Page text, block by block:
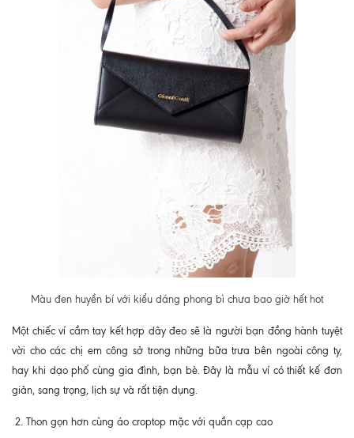
Màu đen huyền bí với kiểu dáng phong bì chưa bao giờ hết hot
Một chiếc ví cầm tay kết hợp dây đeo sẽ là người bạn đồng hành tuyệt
vời cho các chị em công sở trong những bữa trưa bên ngoài công ty,
hay khi dạo phố cùng gia đình, bạn bè. Đây là mẫu ví có thiết kế đơn
giản, sang trọng, lịch sự và rất tiện dụng.
2. Thon gọn hơn cùng áo croptop mặc với quần cạp cao